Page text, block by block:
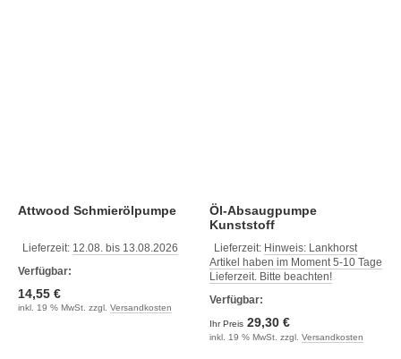
Attwood Schmierölpumpe
Lieferzeit: 12.08. bis 13.08.2026
Verfügbar:
14,55 €
inkl. 19 % MwSt. zzgl. Versandkosten
Öl-Absaugpumpe
Kunststoff
Lieferzeit: Hinweis: Lankhorst
Artikel haben im Moment 5-10 Tage
Lieferzeit. Bitte beachten!
Verfügbar:
Ihr Preis 29,30 €
inkl. 19 % MwSt. zzgl. Versandkosten